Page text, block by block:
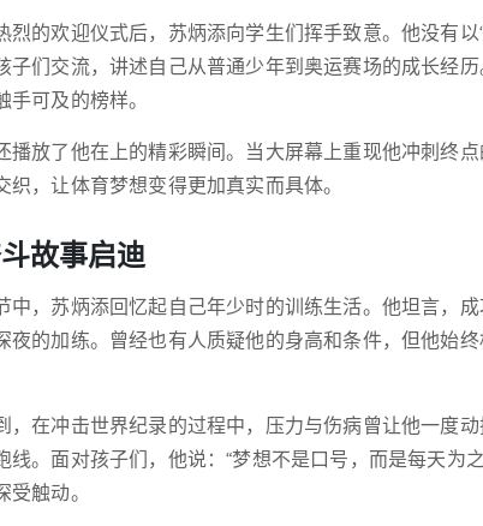
烈的欢迎仪式后，苏炳添向学生们挥手致意。他没有
子们交流，讲述自己从普通少年到奥运赛场的成长经
可及的榜样。
播放了他在上的精彩瞬间。当大屏幕上重现他冲刺终
织，让体育梦想变得更加真实而具体。
故事启迪
中，苏炳添回忆起自己年少时的训练生活。他坦言，
夜的加练。曾经也有人质疑他的身高和条件，但他始
，在冲击世界纪录的过程中，压力与伤病曾让他一度
线。面对孩子们，他说：“梦想不是口号，而是每天为
触动。